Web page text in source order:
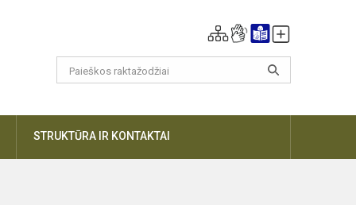
STRUKTŪRA IR KONTAKTAI